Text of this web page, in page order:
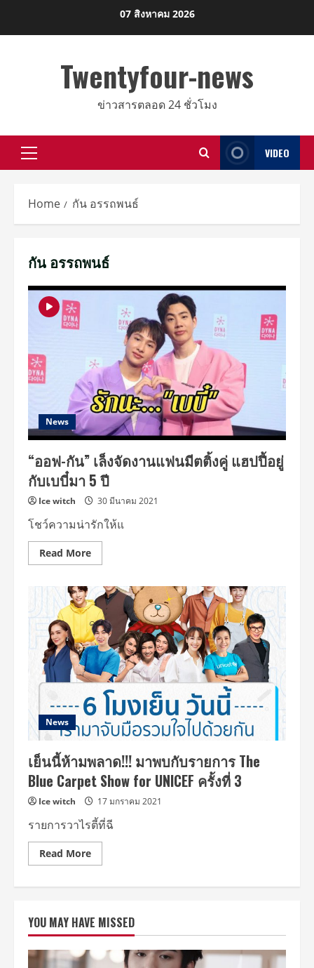
07 สิงหาคม 2026
Twentyfour-news
ข่าวสารตลอด 24 ชั่วโมง
Primary
VIDEO
Home กัน อรรถพนธ์
กัน อรรถพนธ์
News
“ออฟ-กัน” เล็งจัดงานแฟนมีตติ้งคู่ แฮปปี้อยู่
กับเบบี๋มา 5 ปี
Ice witch 30 มีนาคม 2021
โชว์ความน่ารักให้แ
Read MoreRead
more
กัน”
เล็ง
จัด
งาน
แฟน
มี
ต
ติ้ง
คู่
แฮปปี้
กับ
เบบี๋
มา
5
News
เย็นนี้ห้ามพลาด!!! มาพบกับรายการ The
Blue Carpet Show for UNICEF ครั้งที่ 3
Ice witch 17 มกราคม 2021
รายการวาไรตี้ที่ฉี
Read MoreRead
more
มา
พบ
กับ
รายการ
The
YOU MAY HAVE MISSED